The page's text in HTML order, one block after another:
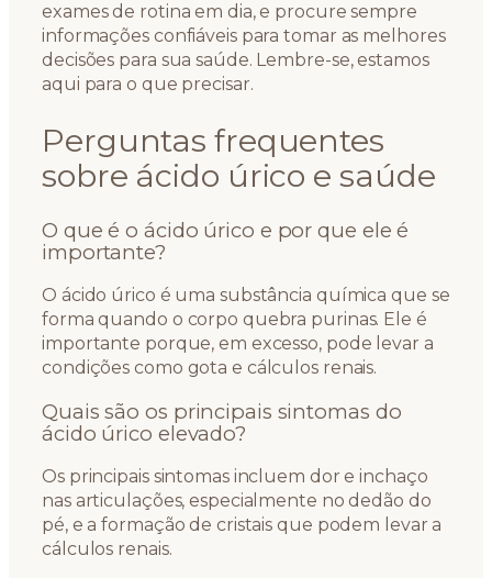
exames de rotina em dia, e procure sempre
informações confiáveis para tomar as melhores
decisões para sua saúde. Lembre-se, estamos
aqui para o que precisar.
Perguntas frequentes
sobre ácido úrico e saúde
O que é o ácido úrico e por que ele é
importante?
O ácido úrico é uma substância química que se
forma quando o corpo quebra purinas. Ele é
importante porque, em excesso, pode levar a
condições como gota e cálculos renais.
Quais são os principais sintomas do
ácido úrico elevado?
Os principais sintomas incluem dor e inchaço
nas articulações, especialmente no dedão do
pé, e a formação de cristais que podem levar a
cálculos renais.